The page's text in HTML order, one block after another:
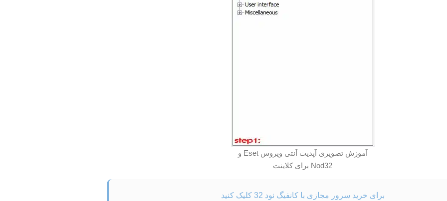
آموزش تصویری آپدیت آنتی ویروس Eset و
Nod32 برای کلاینت
برای خرید سرور مجازی با کانفیگ نود 32 کلیک کنید